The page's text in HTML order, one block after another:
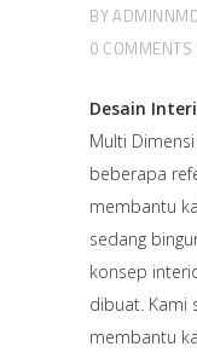
BY
0 COMMENTS
Desain
Multi
beberapa
membantu
sedang
konsep
dibuat. Kami
membantu